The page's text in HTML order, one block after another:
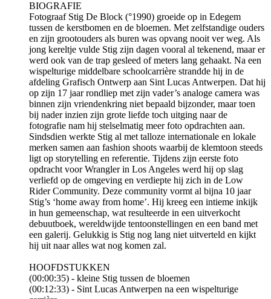
BIOGRAFIE
Fotograaf Stig De Block (°1990) groeide op in Edegem
tussen de kerstbomen en de bloemen. Met zelfstandige ouders
en zijn grootouders als buren was opvang nooit ver weg. Als
jong kereltje vulde Stig zijn dagen vooral al tekenend, maar er
werd ook van de trap gesleed of meters lang gehaakt. Na een
wispelturige middelbare schoolcarrière strandde hij in de
afdeling Grafisch Ontwerp aan Sint Lucas Antwerpen. Dat hij
op zijn 17 jaar rondliep met zijn vader’s analoge camera was
binnen zijn vriendenkring niet bepaald bijzonder, maar toen
bij nader inzien zijn grote liefde toch uitging naar de
fotografie nam hij stelselmatig meer foto opdrachten aan.
Sindsdien werkte Stig al met talloze internationale en lokale
merken samen aan fashion shoots waarbij de klemtoon steeds
ligt op storytelling en referentie. Tijdens zijn eerste foto
opdracht voor Wrangler in Los Angeles werd hij op slag
verliefd op de omgeving en verdiepte hij zich in de Low
Rider Community. Deze community vormt al bijna 10 jaar
Stig’s ‘home away from home’. Hij kreeg een intieme inkijk
in hun gemeenschap, wat resulteerde in een uitverkocht
debuutboek, wereldwijde tentoonstellingen en een band met
een galerij. Gelukkig is Stig nog lang niet uitverteld en kijkt
hij uit naar alles wat nog komen zal.
HOOFDSTUKKEN
(00:00:35) - kleine Stig tussen de bloemen
(00:12:33) - Sint Lucas Antwerpen na een wispelturige